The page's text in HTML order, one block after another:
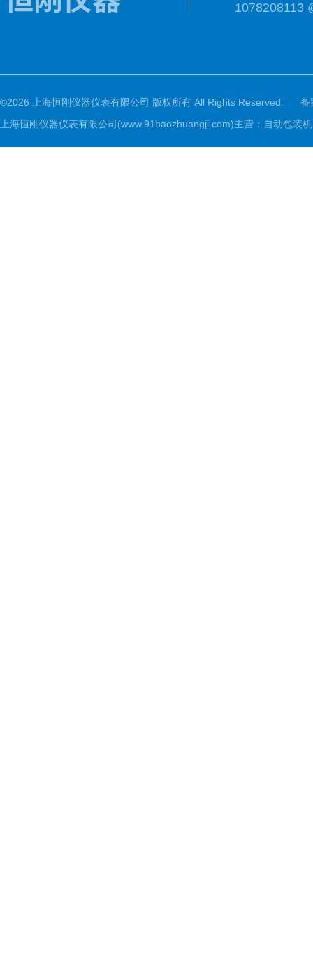
1078208113
©2026 上海恒刚仪器仪表有限公司 版权所有 All Rights Reserved.
备
上海恒刚仪器仪表有限公司(www.91baozhuangji.com)主营：自动包